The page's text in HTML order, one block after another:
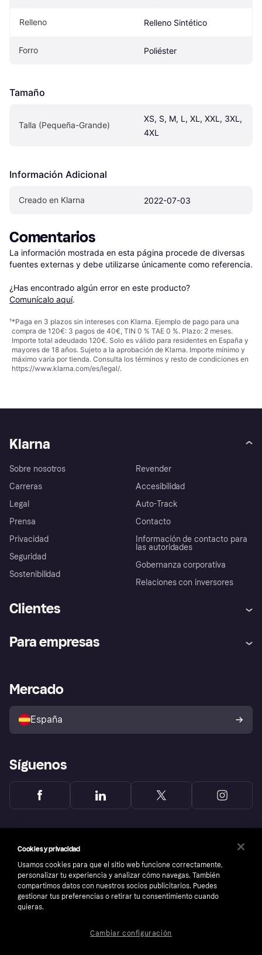
Relleno Relleno Sintético
Forro Poliéster
Tamaño
Talla (Pequeña-Grande)
XS, S, M, L, XL, XXL, 3XL,
4XL
Información Adicional
Creado en Klarna 2022-07-03
Comentarios
La información mostrada en esta página procede de diversas
fuentes externas y debe utilizarse únicamente como referencia.
¿Has encontrado algún error en este producto?
Comunícalo aquí.
¹*Paga en 3 plazos sin intereses con Klarna. Ejemplo de pago para una
compra de 120€: 3 pagos de 40€, TIN 0 % TAE 0 %. Plazo: 2 meses.
Importe total adeudado 120€. Solo es válido para residentes en España y
mayores de 18 años. Sujeto a la aprobación de Klarna. Importe mínimo y
máximo varía por tienda. Consulta los términos y resto de condiciones en
https://www.klarna.com/es/legal/.
Klarna
Sobre nosotros
Carreras
Legal
Prensa
Privacidad
Seguridad
Sostenibilidad
Revender
Accesibilidad
Auto-Track
Contacto
Información de contacto para
las autoridades
Gobernanza corporativa
Relaciones con inversores
Clientes
Inicio de sesión
Directorio de tiendas
Política de protección al
comprador de Klarna
Reclamaciones
Para empresas
Acceso empresas
Mercado
España
Síguenos
Cookies y privacidad
Usamos cookies para que el sitio web funcione correctamente,
personalizar tu experiencia y analizar cómo navegas. También
compartimos datos con nuestros socios publicitarios. Puedes
gestionar tus preferencias o retirar tu consentimiento cuando
quieras.
Cambiar configuración